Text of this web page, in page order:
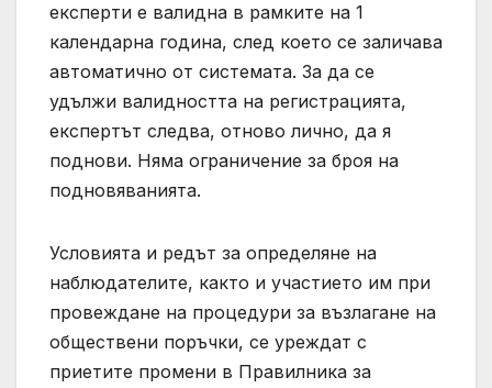
експерти е валидна в рамките на 1
календарна година, след което се заличава
автоматично от системата. За да се
удължи валидността на регистрацията,
експертът следва, отново лично, да я
поднови. Няма ограничение за броя на
подновяванията.
Условията и редът за определяне на
наблюдателите, както и участието им при
провеждане на процедури за възлагане на
обществени поръчки, се уреждат с
приетите промени в Правилника за